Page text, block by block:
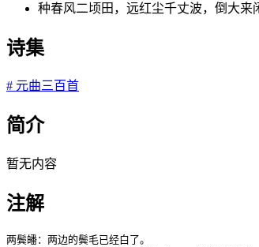
种春风二顷田，远红尘千丈波，倒大来
诗集
# 元曲三百首
简介
暂无内容
注解
两鬓皤：两边的鬓毛已经白了。